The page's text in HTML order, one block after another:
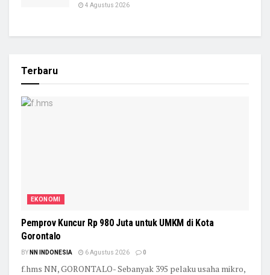
4 Agustus 2026
Terbaru
EKONOMI
Pemprov Kuncur Rp 980 Juta untuk UMKM di Kota
Gorontalo
BY NN INDONESIA 6 Agustus 2026 0
f.hms NN, GORONTALO- Sebanyak 395 pelaku usaha mikro,